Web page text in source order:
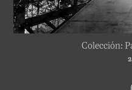
Colección: